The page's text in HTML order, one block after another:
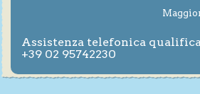
Assistenza telefonica
+39 02 95742230